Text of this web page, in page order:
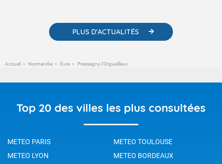
PLUS D'ACTUALITÉS
Accueil Normandie Eure Pressagny-l'Orgueilleux
Top 20 des villes les plus consultées
METEO PARIS
METEO TOULOUSE
METEO LYON
METEO BORDEAUX